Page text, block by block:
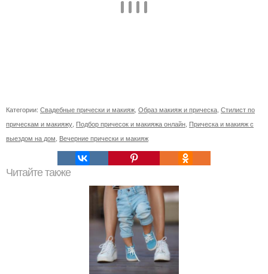
Категории: Свадебные прически и макияж Образ макияж и прическа Стилист по
прическам и макияжу Подбор причесок и макияжа онлайн Прическа и макияж с
выездом на дом Вечерние прически и макияж
Читайте также